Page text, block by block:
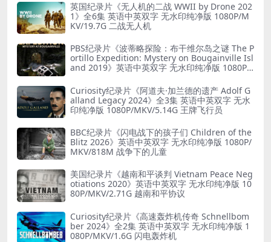
英国纪录片《无人机的二战 WWII by Drone 202
1》全6集 英语中英双字 无水印纯净版 1080P/M
KV/19.7G 二战无人机
PBS纪录片《波蒂略探险：布干维尔岛之谜 The P
ortillo Expedition: Mystery on Bougainville Isl
and 2019》英语中英双字 无水印纯净版 1080P/
Curiosity纪录片《阿道夫·加兰德的遗产 Adolf G
alland Legacy 2024》全3集 英语中英双字 无水
印纯净版 1080P/MKV/5.14G 王牌飞行员
BBC纪录片《闪电战下的孩子们 Children of the
Blitz 2026》英语中英双字 无水印纯净版 1080P/
MKV/818M 战争下的儿童
美国纪录片《越南和平谈判 Vietnam Peace Neg
otiations 2020》英语中英双字 无水印纯净版 10
80P/MKV/2.71G 越南和平协议
Curiosity纪录片《高速轰炸机传奇 Schnellbom
ber 2024》全2集 英语中英双字 无水印纯净版 1
080P/MKV/1.6G 闪电轰炸机